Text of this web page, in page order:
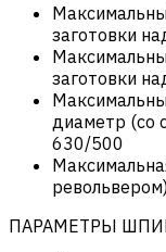
заготовки
заготовки
диаметр (со
630/500
ПАРАМЕТРЫ